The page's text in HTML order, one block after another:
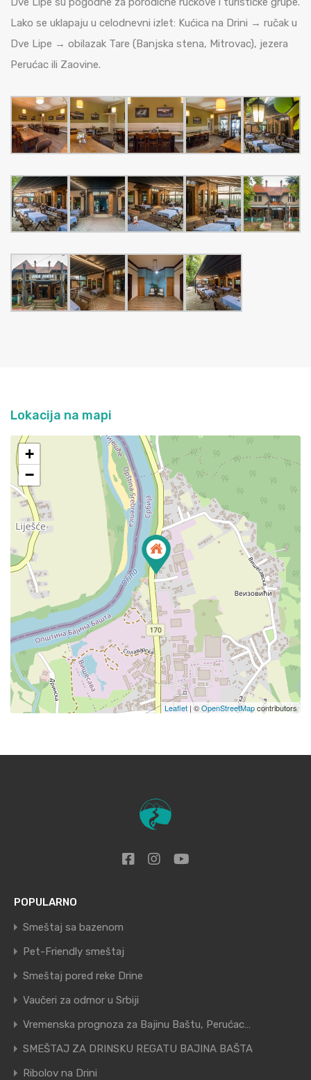
Lako se uklapaju u celodnevni izlet: Kućica na Drini → ručak u
Dve Lipe → obilazak Tare (Banjska stena, Mitrovac), jezera
Perućac ili Zaovine.
Lokacija na mapi
+
−
Leaflet | ©OpenStreetMapcontributors
POPULARNO
Smeštaj sa bazenom
Pet-Friendly smeštaj
Smeštaj pored reke Drine
Vaučeri za odmor u Srbiji
Vremenska prognoza za Bajinu Baštu, Perućac…
SMEŠTAJ ZA DRINSKU REGATU BAJINA BAŠTA
Ribolov na Drini